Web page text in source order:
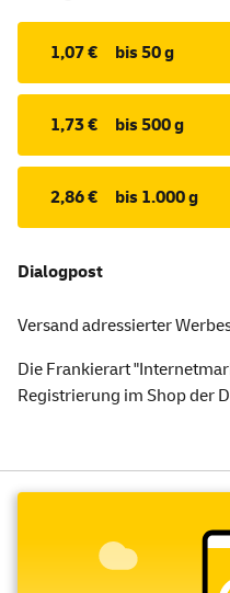
1,07 € bis 50 g
1,73 € bis 500 g
2,86 € bis 1.000 g
Dialogpost
Versand adressierter
Die Frankierart
Registrierung im Shop der